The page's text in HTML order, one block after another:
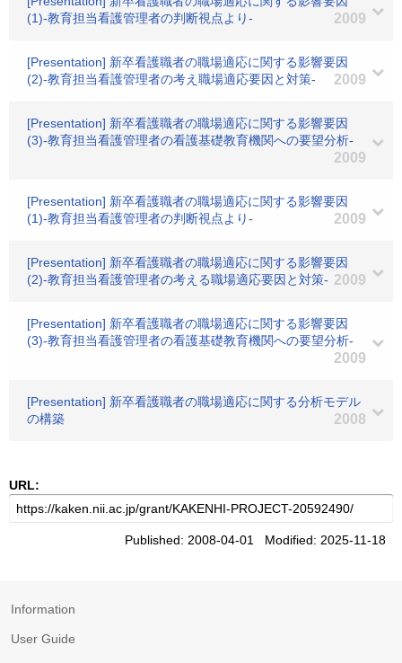
(1)-教育担当看護管理者の判断視点より-
2009
[Presentation] 新卒看護職者の職場適応に関する影響要因
(2)-教育担当看護管理者の考え職場適応要因と対策-
2009
[Presentation] 新卒看護職者の職場適応に関する影響要因
(3)-教育担当看護管理者の看護基礎教育機関への要望分析-
2009
[Presentation] 新卒看護職者の職場適応に関する影響要因
(1)-教育担当看護管理者の判断視点より-
2009
[Presentation] 新卒看護職者の職場適応に関する影響要因
(2)-教育担当看護管理者の考える職場適応要因と対策- 2009
[Presentation] 新卒看護職者の職場適応に関する影響要因
(3)-教育担当看護管理者の看護基礎教育機関への要望分析-
2009
[Presentation] 新卒看護職者の職場適応に関する分析モデル
の構築
2008
URL:
Published: 2008-04-01 Modified: 2025-11-18
Information
User Guide